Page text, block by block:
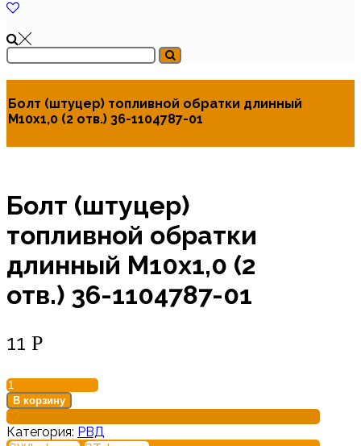
Болт (штуцер) топливной обратки длинный
М10х1,0 (2 отв.) 36-1104787-01
Болт (штуцер)
топливной обратки
длинный М10х1,0 (2
отв.) 36-1104787-01
11 Р
Количество
товара
Болт
(штуцер)
В корзину
Категория: РВД